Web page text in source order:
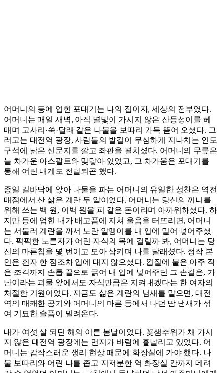
​어머니의 등에 업힌 포대기는 나의 집이자, 세상의 전부였다.
어머니는 매일 새벽, 아직 별빛이 가시지 않은 산등성이를 헤
매며 고사리·쑥·달래 같은 나물을 보따리 가득 뜯어 오셨다. 그
러고는 대전역 광장, 사람들의 발길이 무심하게 지나치는 인도
구석에 낡은 신문지를 깔고 좌판을 펼치셨다. 어머니의 무릎은
늘 차가운 아스팔트와 맞닿아 있었고, 그 차가움은 포대기를
통해 어린 내게도 전달되곤 했다.​
종일 길바닥에 앉아 나물을 파는 어머니의 유일한 성찬은 역전
매점에서 산 삶은 계란 두 알이었다. 어머니는 당신의 끼니를
위해 쓰는 백 원, 이백 원을 피 같은 돈이라며 아까워하셨다. 하
지만 등에 업힌 내가 배고픔에 지쳐 울음을 터뜨리면, 어머니
는 서둘러 계란을 까서 노란 알맹이를 내 입에 밀어 넣어주셨
다. 퍽퍽한 노른자가 어린 자식의 목에 걸릴까 봐, 어머니는 당
신의 마른침을 몇 번이고 모아 삼키며 나를 달래셨다. 정작 본
인은 흰자 한 점조차 입에 대지 않으셨다. 껍질에 붙은 아주 작
은 조각까지 손톱 끝으로 긁어 내 입에 넣어주던 그 손길은, 가
난이라는 괴물 앞에서도 자식만큼은 지켜내겠다는 한 여자의
처절한 기원이었다. 지금도 삶은 계란의 냄새를 맡으면, 대전
역의 매캐한 공기와 어머니의 마른 등에서 나던 땀 냄새가 섞
여 기묘한 슬픔이 밀려온다.
내가 여섯 살 되던 해의 이른 봄날이었다. 꽃샘추위가 채 가시
지 않은 대전역 광장에는 먼지가 바람에 흩날리고 있었다. 어
머니는 갑작스러운 생리 현상 때문에 화장실에 가야 했다. 나
물 보따리와 어린 나를 좁고 지저분한 역 화장실 칸까지 데려